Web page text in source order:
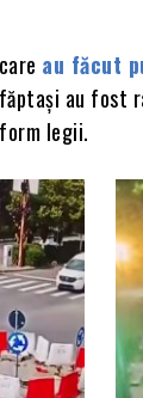
au făcut
au fost
legii.